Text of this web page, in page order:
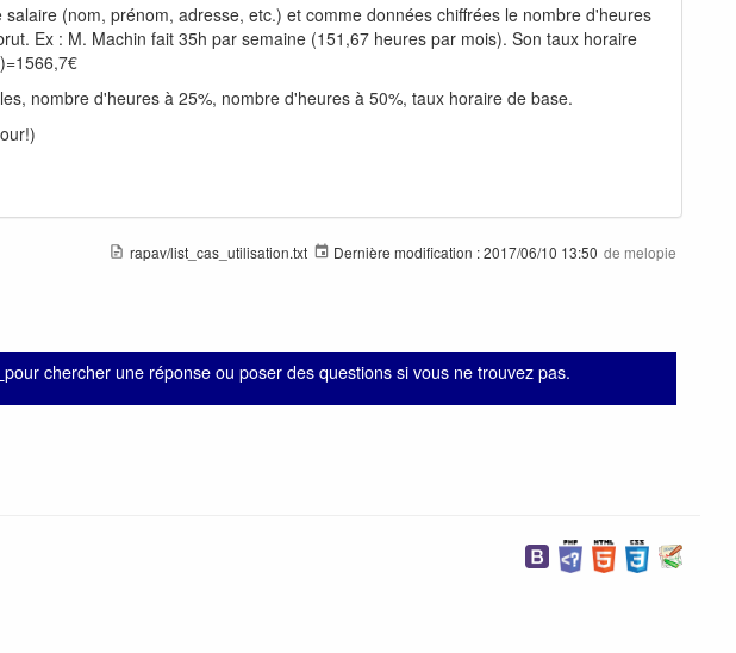
(nom, prénom, adresse, etc.) et comme données chiffrées le nombre d'heures
Ex : M. Machin fait 35h par semaine (151,67 heures par mois). Son taux horaire
nombre d'heures à 25%, nombre d'heures à 50%, taux horaire de base.
rapav/list_cas_utilisation.txt Dernière modification :2017/06/10 13:50 de melopie
pour chercher une réponse ou poser des questions si vous ne trouvez pas.